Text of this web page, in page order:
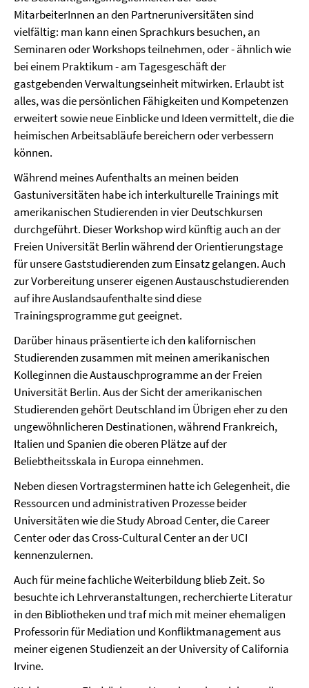
MitarbeiterInnen an den Partneruniversitäten sind
vielfältig: man kann einen Sprachkurs besuchen, an
Seminaren oder Workshops teil­neh­men, oder - ähnlich wie
bei einem Praktikum - am Tages­ge­schäft der
gastgebenden Verwaltungseinheit mitwirken. Er­laubt ist
alles, was die persönlichen Fähigkeiten und Kompe­tenzen
erweitert sowie neue Einblicke und Ideen vermittelt, die die
heimischen Arbeitsabläufe bereichern oder verbessern
können.
Während meines Aufenthalts an meinen beiden
Gastuniversitäten habe ich interkulturelle Trainings mit
amerikanischen Studierenden in vier Deutschkursen
durchgeführt. Dieser Workshop wird künf­tig auch an der
Freien Universität Berlin während der Orientie­rungstage
für unsere Gaststudierenden zum Einsatz gelangen. Auch
zur Vorbereitung unserer eigenen Austauschstudieren­den
auf ihre Auslandsaufenthalte sind diese
Trainingsprogramme gut geeignet.
Darüber hinaus präsentierte ich den kalifornischen
Studierenden zusammen mit meinen amerikani­schen
Kolleginnen die Austausch­programme an der Freien
Universität Berlin. Aus der Sicht der ame­rikanischen
Studierenden gehört Deutschland im Übrigen eher zu den
ungewöhnlicheren Destina­tionen, während Frankreich,
Italien und Spanien die oberen Plätze auf der
Beliebtheitsskala in Euro­pa einnehmen.
Neben diesen Vortragsterminen hatte ich Gelegenheit, die
Ressourcen und administrativen Prozesse beider
Universitäten wie die Study Abroad Center, die Career
Center oder das Cross-Cultural Center an der UCI
kennenzulernen.
Auch für meine fachliche Weiterbildung blieb Zeit. So
besuchte ich Lehrveran­stal­tungen, recherchierte Literatur
in den Bibliotheken und traf mich mit meiner ehemaligen
Profes­sorin für Mediation und Kon­fliktmanagement aus
meiner eigenen Studienzeit an der University of California
Irvine.